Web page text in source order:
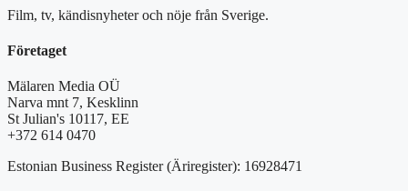
Film, tv, kändisnyheter och nöje från Sverige.
Företaget
Mälaren Media OÜ
Narva mnt 7, Kesklinn
St Julian's 10117, EE
+372 614 0470
Estonian Business Register (Äriregister): 16928471